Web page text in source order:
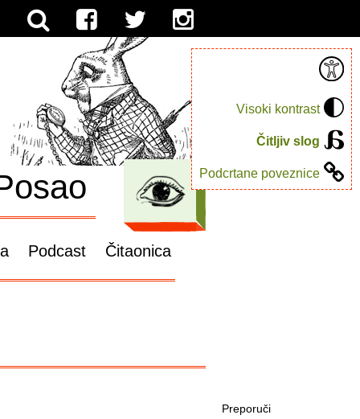
Visoki kontrast
Čitljiv slog
Podcrtane poveznice
Podcast Čitaonica
Preporuči